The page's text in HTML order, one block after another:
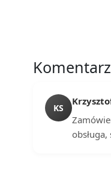
KS